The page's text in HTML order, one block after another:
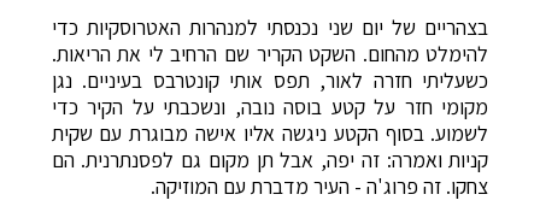
בצהריים של יום שני נכנסתי למנהרות האטרוסקיות כדי
להימלט מהחום. השקט הקריר שם הרחיב לי את הריאות.
כשעליתי חזרה לאור, תפס אותי קונטרבס בעיניים. נגן
מקומי חזר על קטע בוסה נובה, ונשכבתי על הקיר כדי
לשמוע. בסוף הקטע ניגשה אליו אישה מבוגרת עם שקית
קניות ואמרה: זה יפה, אבל תן מקום גם לפסנתרנית. הם
צחקו. זה פרוג'ה - העיר מדברת עם המוזיקה.